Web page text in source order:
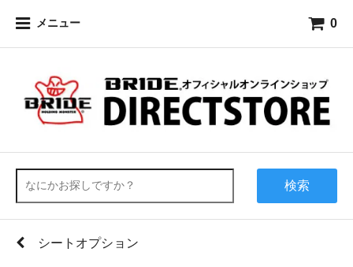
メニュー 0
検索
シートオプション